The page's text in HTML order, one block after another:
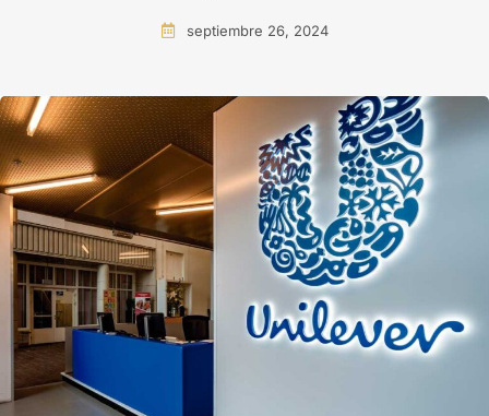
septiembre 26, 2024